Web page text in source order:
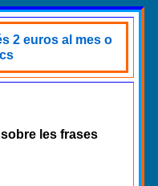
2 euros al mes o
les frases